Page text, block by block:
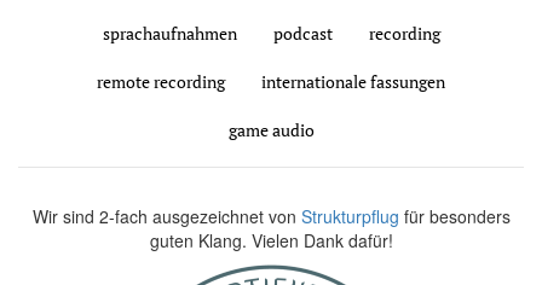
sprachaufnahmen podcast recording
remote recording internationale fassungen
game audio
Wir sind 2-fach ausgezeichnet von Strukturpflug für besonders
guten Klang. Vielen Dank dafür!